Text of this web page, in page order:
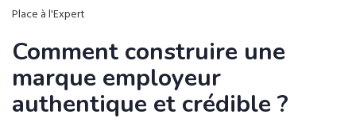
Place à l'Expert
Comment construire une
marque employeur
authentique et crédible ?